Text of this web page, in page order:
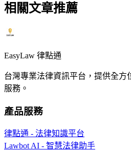
相關文章推薦
EasyLaw 律點通
台灣專業法律資訊平台，提供全
服務。
產品服務
律點通 - 法律知識平台
Lawbot AI - 智慧法律助手